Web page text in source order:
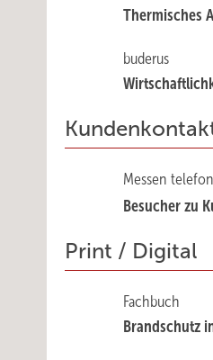
Thermisches
buderus
Messen
Besucher zu
Print / Digital
Fachbuch
Brandschutz